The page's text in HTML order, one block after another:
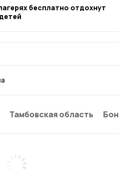
бесплатно отдохнут
Тамбовская область